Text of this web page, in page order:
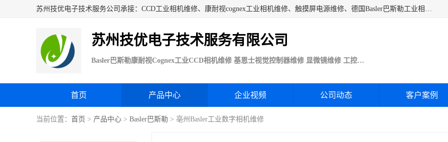
苏州技优电子技术服务公司承接：CCD工业相机维修、康耐视cognex工业相机维修、触摸屏电源维修、德国Basler巴斯勒工业相机维修、科研蛋白分析仪制冷相机维修等各种设备维修。公司客户行业涉及机械制造、注塑业、橡胶、电路板制造工厂、印刷、电梯、汽车生产、发电、电镀、医疗、食品、包装等。
苏州技优电子技术服务有限公司
Basler巴斯勒康耐视Cognex工业CCD相机维修 基恩士视觉控制器维修 显微镜维修 工控触摸屏电源电路板维修
首页 产品中心 企业视频 公司动态 客户案例
当前位置： 首页 > 产品中心 > Basler巴斯勒 > 亳州Basler工业数字相机维修